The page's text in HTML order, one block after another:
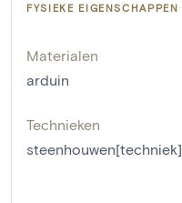
FYSIEKE EIGENSCHAPPEN
Materialen
arduin
Technieken
steenhouwen[techniek]